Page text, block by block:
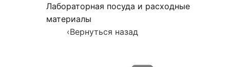
Лабораторная посуда и расходные
материалы
‹Вернуться назад